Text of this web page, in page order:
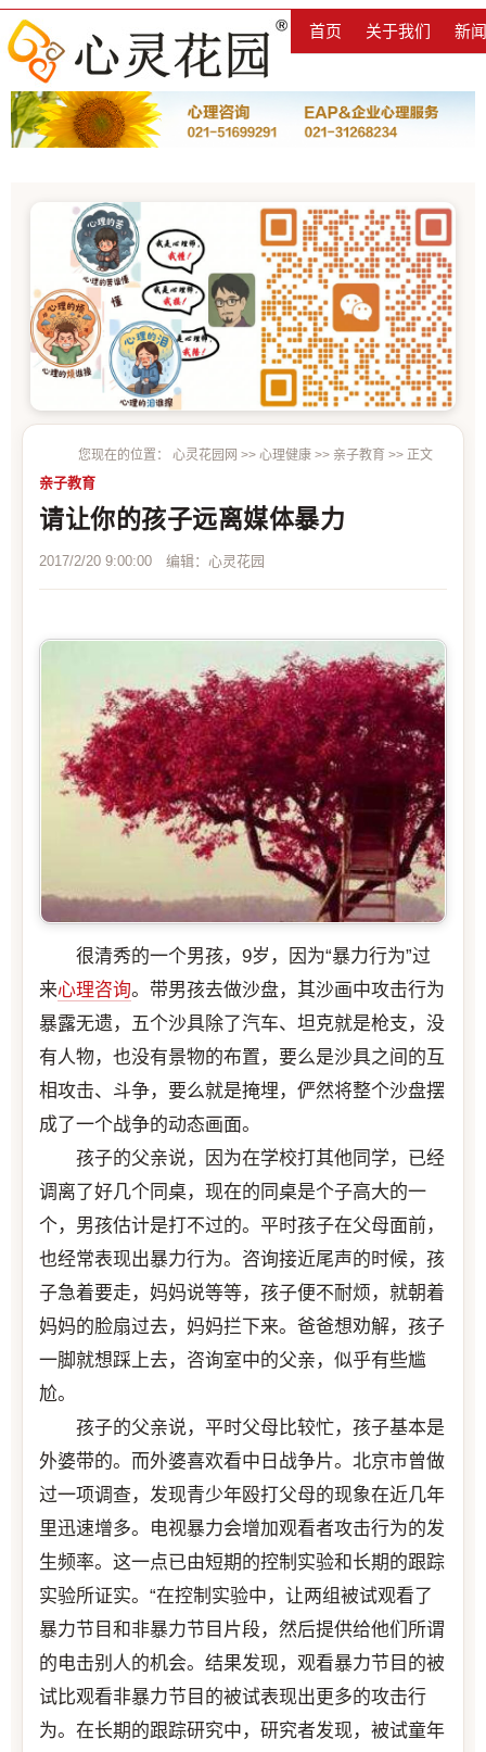
首页 关于我们 新
您现在的位置： 心灵花园网 >> 心理健康 >> 亲子教育 >> 正文
亲子教育
请让你的孩子远离媒体暴力
2017/2/20 9:00:00 编辑：心灵花园
很清秀的一个男孩，9岁，因为“暴力行为”过
来心理咨询。带男孩去做沙盘，其沙画中攻击行为
暴露无遗，五个沙具除了汽车、坦克就是枪支，没
有人物，也没有景物的布置，要么是沙具之间的互
相攻击、斗争，要么就是掩埋，俨然将整个沙盘摆
成了一个战争的动态画面。
孩子的父亲说，因为在学校打其他同学，已经
调离了好几个同桌，现在的同桌是个子高大的一
个，男孩估计是打不过的。平时孩子在父母面前，
也经常表现出暴力行为。咨询接近尾声的时候，孩
子急着要走，妈妈说等等，孩子便不耐烦，就朝着
妈妈的脸扇过去，妈妈拦下来。爸爸想劝解，孩子
一脚就想踩上去，咨询室中的父亲，似乎有些尴
尬。
孩子的父亲说，平时父母比较忙，孩子基本是
外婆带的。而外婆喜欢看中日战争片。北京市曾做
过一项调查，发现青少年殴打父母的现象在近几年
里迅速增多。电视暴力会增加观看者攻击行为的发
生频率。这一点已由短期的控制实验和长期的跟踪
实验所证实。“在控制实验中，让两组被试观看了
暴力节目和非暴力节目片段，然后提供给他们所谓
的电击别人的机会。结果发现，观看暴力节目的被
试比观看非暴力节目的被试表现出更多的攻击行
为。在长期的跟踪研究中，研究者发现，被试童年